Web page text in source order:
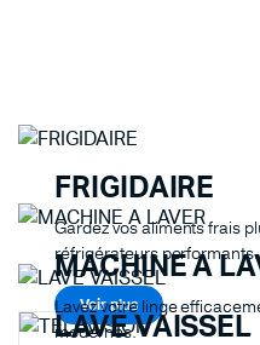
FRIGIDAIRE
Gardez vos aliments frais
réfrigérateurs performants.
Voir plus
MACHINE A
Lavez votre linge
modernes.
LAVE VAISSEL